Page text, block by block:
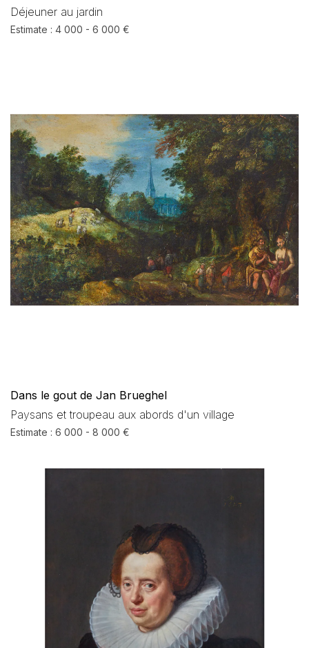
Déjeuner au jardin
Estimate : 4 000 - 6 000 €
Dans le gout de Jan Brueghel
Paysans et troupeau aux abords d'un village
Estimate : 6 000 - 8 000 €